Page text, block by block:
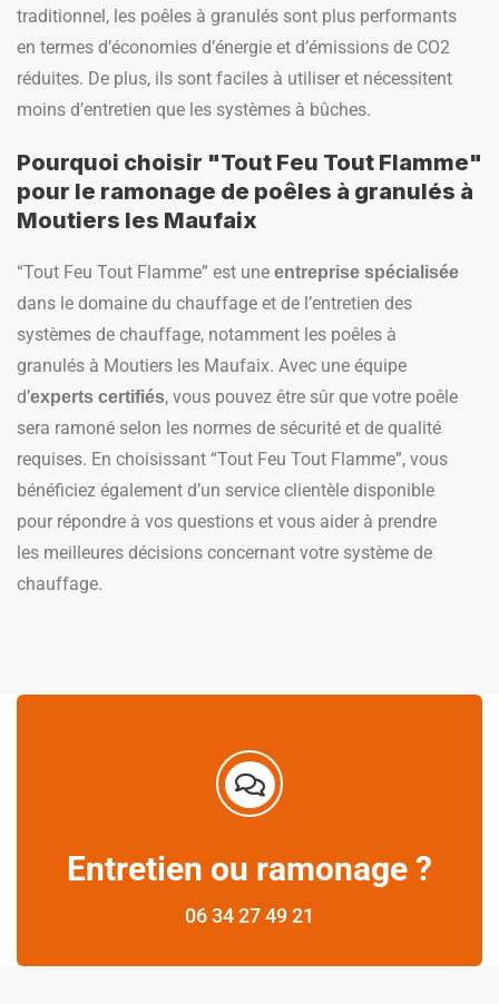
traditionnel, les poêles à granulés sont plus performants
en termes d’économies d’énergie et d’émissions de CO2
réduites. De plus, ils sont faciles à utiliser et nécessitent
moins d’entretien que les systèmes à bûches.
Pourquoi choisir "Tout Feu Tout Flamme"
pour le ramonage de poêles à granulés à
Moutiers les Maufaix
“Tout Feu Tout Flamme” est une entreprise spécialisée
dans le domaine du chauffage et de l’entretien des
systèmes de chauffage, notamment les poêles à
granulés à Moutiers les Maufaix. Avec une équipe
d’experts certifiés, vous pouvez être sûr que votre poêle
sera ramoné selon les normes de sécurité et de qualité
requises. En choisissant “Tout Feu Tout Flamme”, vous
bénéficiez également d’un service clientèle disponible
pour répondre à vos questions et vous aider à prendre
les meilleures décisions concernant votre système de
chauffage.
Entretien ou ramonage ?
06 34 27 49 21